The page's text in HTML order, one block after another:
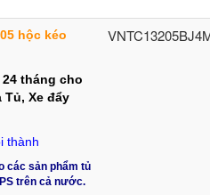
hộc kéo
24 tháng cho
Xe đẩy
thành
các sản phẩm tủ
trên cả nước.